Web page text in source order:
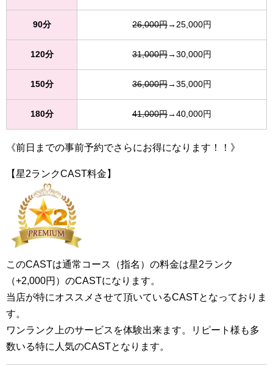
90分 26,000円→25,000円
120分 31,000円→30,000円
150分 36,000円→35,000円
180分 41,000円→40,000円
《前日までの事前予約でさらにお得になります！！》
【星2ランクCAST料金】
このCASTは通常コース（指名）の料金は星2ランク
（+2,000円）のCASTになります。
当店が特にオススメさせて頂いているCASTとなっておりま
す。
ワンランク上のサービスを体験出来ます。リピート様も多
数いる特に人気のCASTとなります。